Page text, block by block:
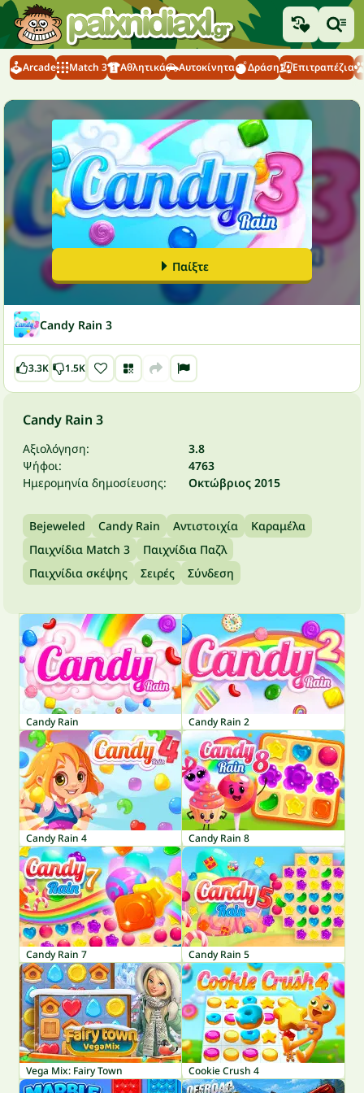
Arcade Match 3 Αθλητικά Αυτοκίνητα Δράση Επιτραπέζια
Παίξτε
Candy Rain 3
3.3K 1.5K
Candy Rain 3
Αξιολόγηση:
3.8
Ψήφοι:
4763
Ημερομηνία δημοσίευσης:
Οκτώβριος 2015
Bejeweled Candy Rain Αντιστοιχία
Καραμέλα
Παιχνίδια Match 3
Παιχνίδια Παζλ
Παιχνίδια σκέψης
Σειρές Σύνδεση
Candy Rain Candy Rain 2
Candy Rain 4 Candy Rain 8
Candy Rain 7 Candy Rain 5
Vega Mix: Fairy Town Cookie Crush 4